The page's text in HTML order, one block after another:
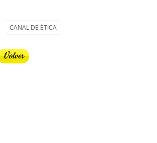
CANAL DE ÉTICA
Volver